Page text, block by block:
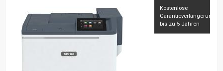
Kostenlose
Garantieverlängerung
bis zu 5 Jahren